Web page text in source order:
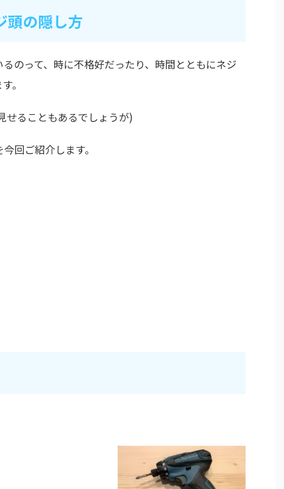
頭の隠し方
のって、時に不格好だったり、時間とともにネジ
。
せることもあるでしょうが)
回ご紹介します。